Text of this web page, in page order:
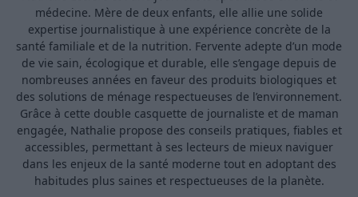
médecine. Mère de deux enfants, elle allie une solide
expertise journalistique à une expérience concrète de la
santé familiale et de la nutrition. Fervente adepte d’un mode
de vie sain, écologique et durable, elle s’engage depuis de
nombreuses années en faveur des produits biologiques et
des solutions de ménage respectueuses de l’environnement.
Grâce à cette double casquette de journaliste et de maman
engagée, Nathalie propose des conseils pratiques, fiables et
accessibles, permettant à ses lecteurs de mieux naviguer
dans les enjeux de la santé moderne tout en adoptant des
habitudes plus saines et respectueuses de la planète.